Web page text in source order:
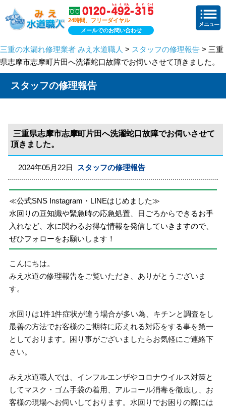
24時間、フリーダイヤル
メールでのお問い合わせ
三重の水漏れ修理業者 みえ水道職人 > スタッフの修理報告 > 三重
県志摩市志摩町片田へ洗濯蛇口故障でお伺いさせて頂きました。
スタッフの修理報告
三重県志摩市志摩町片田へ洗濯蛇口故障でお伺いさせて
頂きました。
2024年05月22日 スタッフの修理報告
≪公式SNS Instagram・LINEはじめました≫
水回りの豆知識や緊急時の応急処置、日ごろからできるお手
入れなど、水に関わるお得な情報を発信していきますので、
ぜひフォローをお願いします！
こんにちは。
みえ水道の修理報告をご覧いただき、ありがとうございま
す。
水回りは1件1件症状が違う場合が多い為、キチンと調査をし
最善の方法でお客様のご期待に応えれる対応をする事を第一
としております。困り事がございましたらお気軽にご連絡下
さい。
みえ水道職人では、インフルエンザやコロナウイルス対策と
してマスク・ゴム手袋の着用、アルコール消毒を徹底し、お
客様の現場へお伺いしております。水回りでお困りの際には